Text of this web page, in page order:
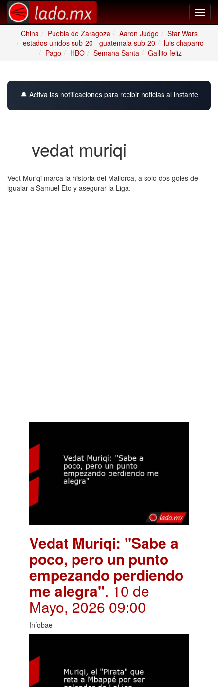
China
Puebla de Zaragoza Aaron Judge
Star Wars
estados unidos sub-20 - guatemala sub-20
luis chaparro
Pago
HBO Semana Santa Gallito feliz
🔔 Activa las notificaciones para recibir noticias al instante
vedat muriqi
Vedt Muriqi marca la historia del Mallorca, a solo dos goles de
igualar a Samuel Eto y asegurar la Liga.
Vedat Muriqi: "Sabe a
poco, pero un punto
empezando perdiendo
me alegra". 10 de
Mayo, 2026 09:00
Infobae